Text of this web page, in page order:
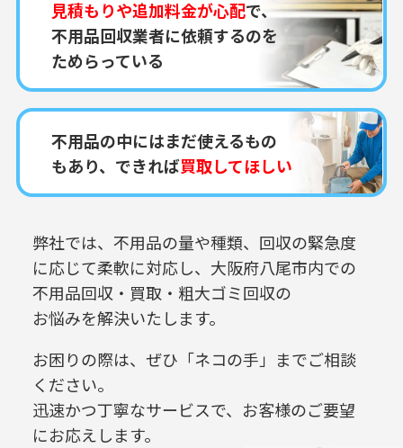
見積もりや追加料金が心配で、
不用品回収業者に依頼するのを
ためらっている
不用品の中にはまだ使えるもの
もあり、できれば買取してほしい
弊社では、不用品の量や種類、回収の緊急度
に応じて柔軟に対応し、 大阪府八尾市内での
不用品回収・買取・粗大ゴミ回収の
お悩みを解決いたします。
お困りの際は、ぜひ「ネコの手」までご相談
ください。
迅速かつ丁寧なサービスで、お客様のご要望
にお応えします。